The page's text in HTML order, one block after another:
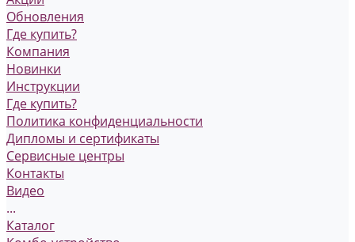
Обновления
Где купить?
Компания
Новинки
Инструкции
Где купить?
Политика конфиденциальности
Дипломы и сертификаты
Сервисные центры
Контакты
Видео
...
Каталог